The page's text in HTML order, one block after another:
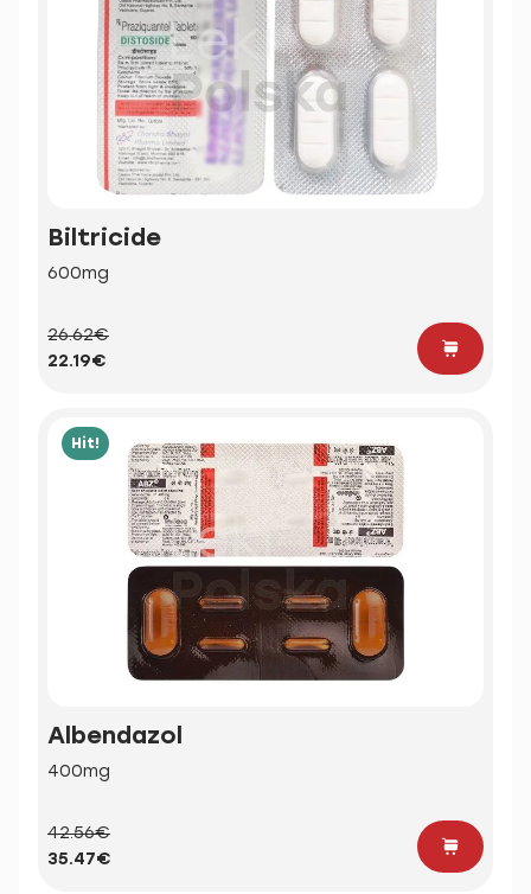
Biltricide
600mg
26.62€
22.19€
Hit!
Albendazol
400mg
42.56€
35.47€